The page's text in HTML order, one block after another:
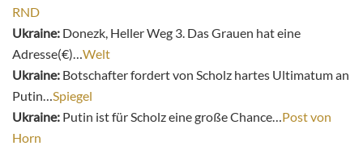
RND
Ukraine: Donezk, Heller Weg 3. Das Grauen hat eine
Adresse(€)…Welt
Ukraine: Botschafter fordert von Scholz hartes Ultimatum an
Putin…Spiegel
Ukraine: Putin ist für Scholz eine große Chance…Post von
Horn